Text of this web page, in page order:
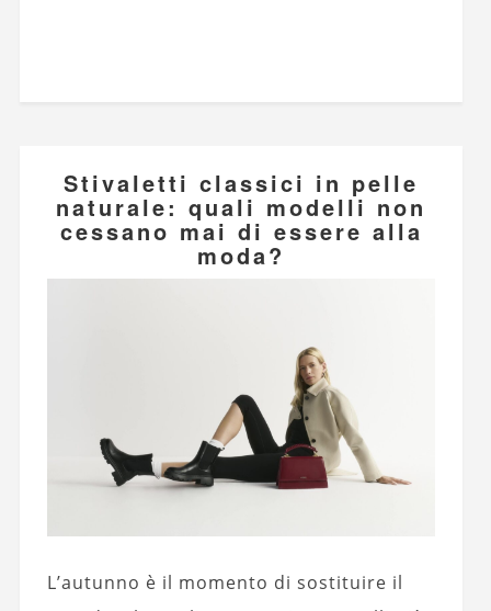
Stivaletti classici in pelle
naturale: quali modelli non
cessano mai di essere alla
moda?
L’autunno è il momento di sostituire il